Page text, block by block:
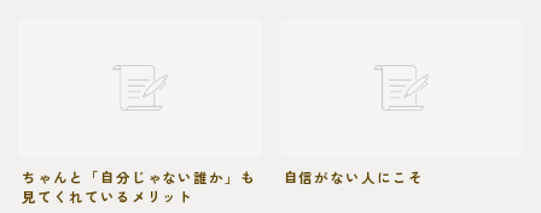
ちゃんと「自分じゃない誰か」も
見てくれているメリット
自信がない人にこそ